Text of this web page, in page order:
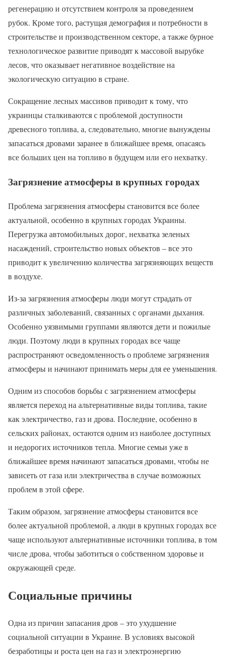
регенерацию и отсутствием контроля за проведением
рубок. Кроме того, растущая демография и потребности в
строительстве и производственном секторе, а также бурное
технологическое развитие приводят к массовой вырубке
лесов, что оказывает негативное воздействие на
экологическую ситуацию в стране.
Сокращение лесных массивов приводит к тому, что
украинцы сталкиваются с проблемой доступности
древесного топлива, а, следовательно, многие вынуждены
запасаться дровами заранее в ближайшее время, опасаясь
все больших цен на топливо в будущем или его нехватку.
Загрязнение атмосферы в крупных городах
Проблема загрязнения атмосферы становится все более
актуальной, особенно в крупных городах Украины.
Перегрузка автомобильных дорог, нехватка зеленых
насаждений, строительство новых объектов – все это
приводит к увеличению количества загрязняющих веществ
в воздухе.
Из-за загрязнения атмосферы люди могут страдать от
различных заболеваний, связанных с органами дыхания.
Особенно уязвимыми группами являются дети и пожилые
люди. Поэтому люди в крупных городах все чаще
распространяют осведомленность о проблеме загрязнения
атмосферы и начинают принимать меры для ее уменьшения.
Одним из способов борьбы с загрязнением атмосферы
является переход на альтернативные виды топлива, такие
как электричество, газ и дрова. Последние, особенно в
сельских районах, остаются одним из наиболее доступных
и недорогих источников тепла. Многие семьи уже в
ближайшее время начинают запасаться дровами, чтобы не
зависеть от газа или электричества в случае возможных
проблем в этой сфере.
Таким образом, загрязнение атмосферы становится все
более актуальной проблемой, а люди в крупных городах все
чаще используют альтернативные источники топлива, в том
числе дрова, чтобы заботиться о собственном здоровье и
окружающей среде.
Социальные причины
Одна из причин запасания дров – это ухудшение
социальной ситуации в Украине. В условиях высокой
безработицы и роста цен на газ и электроэнергию